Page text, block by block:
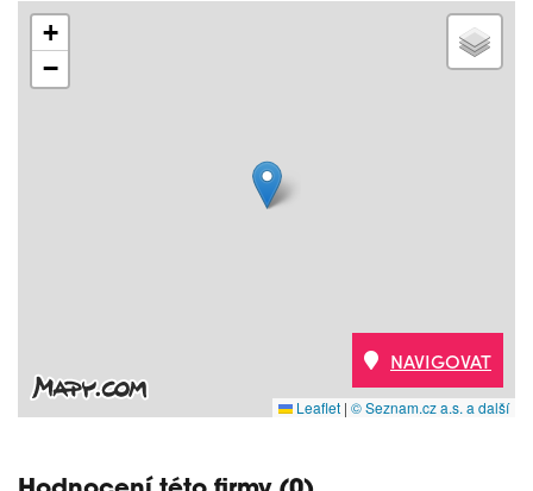
+
−
Leaflet | © Seznam.cz a.s. a další
NAVIGOVAT